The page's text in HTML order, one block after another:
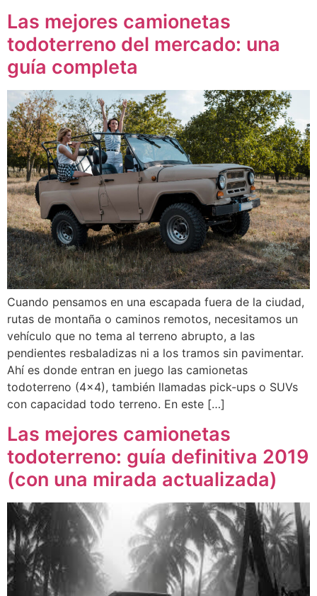
Las mejores camionetas
todoterreno del mercado: una
guía completa
Cuando pensamos en una escapada fuera de la ciudad,
rutas de montaña o caminos remotos, necesitamos un
vehículo que no tema al terreno abrupto, a las
pendientes resbaladizas ni a los tramos sin pavimentar.
Ahí es donde entran en juego las camionetas
todoterreno (4×4), también llamadas pick-ups o SUVs
con capacidad todo terreno. En este […]
Las mejores camionetas
todoterreno: guía definitiva 2019
(con una mirada actualizada)